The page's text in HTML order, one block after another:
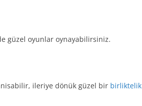
güzel oyunlar oynayabilirsiniz.
ileriye dönük güzel bir birliktelik